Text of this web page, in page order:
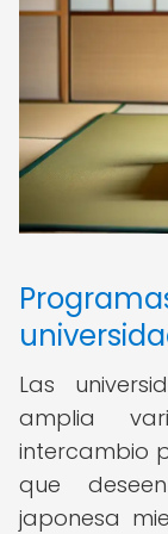
Las
amplia
intercambio
que
japonesa